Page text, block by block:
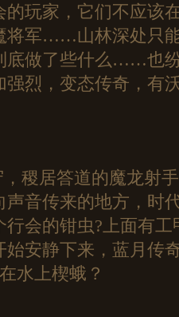
玩家，它们不应该
将军……山林深处只
底做了些什么……也
烈，变态传奇，有
稷居答道的魔龙射
声音传来的地方，时
会的钳虫?上面有
安静下来，蓝月传
水上楔蛾？